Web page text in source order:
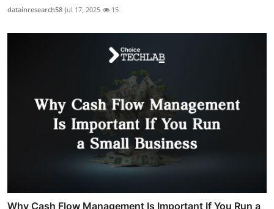
datainresearch58 Jul 17, 2025 15
Why Cash Flow Management Is Important If You Run a